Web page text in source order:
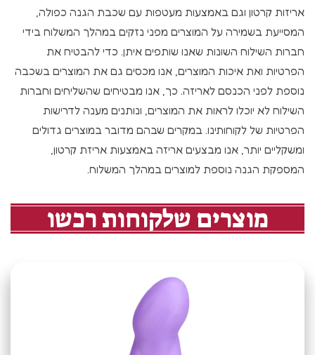
אריזות קרטון וגם באמצעות מעטפות עם שכבת הגנה כפולה,
המסייעת בשמירה על המוצרים מפני נזקים במהלך המשלוח בידי
חברות השילוח השונות שאנו שותפים איתן. כדי להבטיח את
הפרטיות ואת איכות המוצרים, אנו מכסים גם את המוצרים בשכבה
נוספת לפני הכנסם לאריזה. כך, אנו מבטיחים שהשליחים וחברות
השילוח לא יוכלו לראות את המוצרים, ונותנים מענה לדרישות
הפרטיות של לקוחותינו. במקרים שבהם מדובר במוצרים גדולים
ומשקליים יותר, אנו מבצעים אריזה באמצעות אריזת קרטון,
המספקת הגנה נוספת למוצרים במהלך המשלוח.
מוצרים שלקוחות רכשו